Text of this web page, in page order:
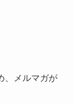
、メルマガが